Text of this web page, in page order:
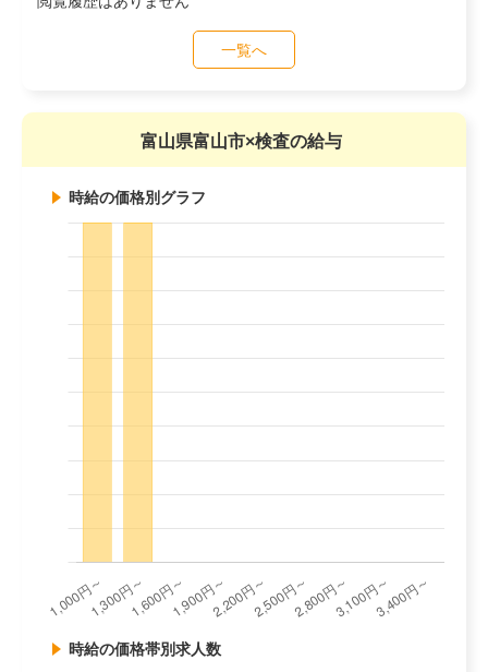
一覧へ
富山県富山市×検査の給与
時給の価格別グラフ
時給の価格帯別求人数